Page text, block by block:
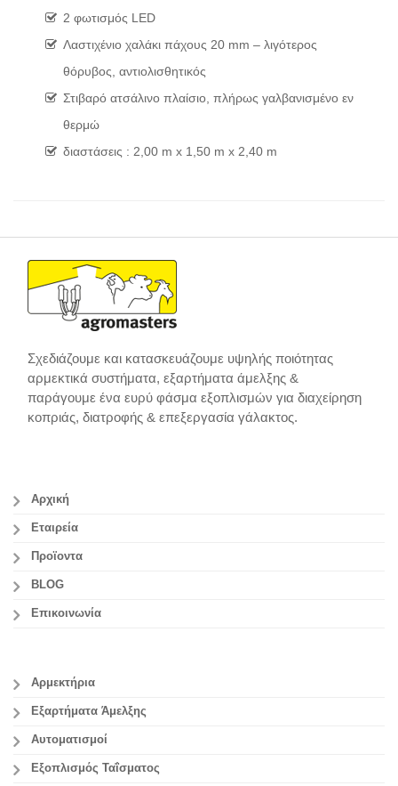
2 φωτισμός LED
Λαστιχένιο χαλάκι πάχους 20 mm – λιγότερος
θόρυβος, αντιολισθητικός
Στιβαρό ατσάλινο πλαίσιο, πλήρως γαλβανισμένο εν
θερμώ
διαστάσεις : 2,00 m x 1,50 m x 2,40 m
Σχεδιάζουμε και κατασκευάζουμε υψηλής ποιότητας
αρμεκτικά συστήματα, εξαρτήματα άμελξης &
παράγουμε ένα ευρύ φάσμα εξοπλισμών για διαχείρηση
κοπριάς, διατροφής & επεξεργασία γάλακτος.
Αρχική
Εταιρεία
Προϊοντα
BLOG
Επικοινωνία
Αρμεκτήρια
Εξαρτήματα Άμελξης
Αυτοματισμοί
Εξοπλισμός Ταΐσματος